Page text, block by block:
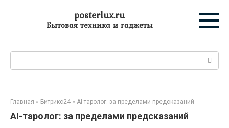
posterlux.ru
Бытовая техника и гаджеты
Главная » Битрикс24 » AI-таролог: за пределами предсказаний
AI-таролог: за пределами предсказаний